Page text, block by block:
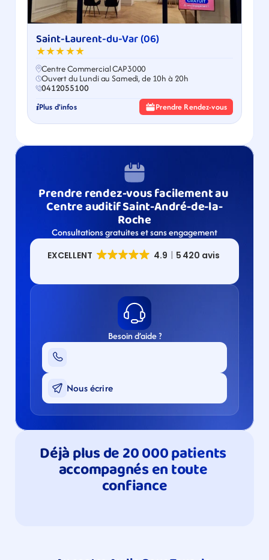
Saint-Laurent-du-Var (06)
★★★★★
Centre Commercial CAP3000
Ouvert du Lundi au Samedi, de 10h à 20h
0412055100
Plus d'infos Prendre Rendez-vous
Prendre rendez-vous facilement au
Centre auditif Saint-André-de-la-
Roche
Consultations gratuites et sans engagement
Besoin d’aide ?
Nous écrire
Déjà plus de 20 000 patients
accompagnés en toute
confiance